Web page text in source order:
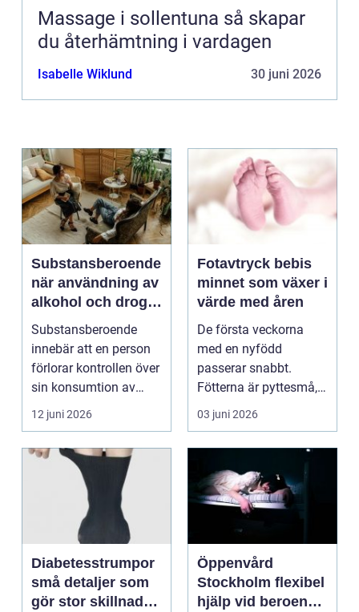
Massage i sollentuna så skapar
du återhämtning i vardagen
Isabelle Wiklund 30 juni 2026
Substansberoende
när användning av
alkohol och droger
tar över vardagen
Substansberoende
innebär att en person
förlorar kontrollen över
sin konsumtion av
alkohol, läkemedel...
12 juni 2026
Fotavtryck bebis
minnet som växer i
värde med åren
De första veckorna
med en nyfödd
passerar snabbt.
Fötterna är pyttesmå,
huden är mjuk och
varje lite...
03 juni 2026
Diabetesstrumpor
små detaljer som
gör stor skillnad
Öppenvård
Stockholm flexibel
hjälp vid beroende